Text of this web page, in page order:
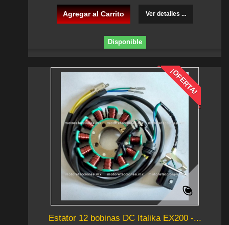
Agregar al Carrito Ver detalles ...
Disponible
¡OFERTA!
Estator 12 bobinas DC Italika EX200 -...